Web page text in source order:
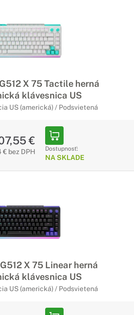
X 75 Tactile herná
klávesnica US
US (americká) / Podsvietená
€
€ bez DPH Dostupnosť:
NA SKLADE
X 75 Linear herná
klávesnica US
US (americká) / Podsvietená